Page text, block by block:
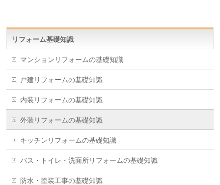
リフォーム基礎知識
マンションリフォームの基礎知識
戸建リフォームの基礎知識
内装リフォームの基礎知識
外装リフォームの基礎知識
キッチンリフォームの基礎知識
バス・トイレ・洗面所リフォームの基礎知識
防水・塗装工事の基礎知識